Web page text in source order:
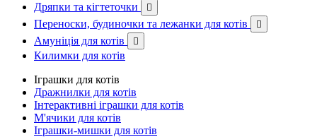
Дряпки та кігтеточки 
Переноски, будиночки та лежанки для котів 
Амуніція для котів 
Килимки для котів
Іграшки для котів
Дражнилки для котів
Інтерактивні іграшки для котів
М'ячики для котів
Іграшки-мишки для котів